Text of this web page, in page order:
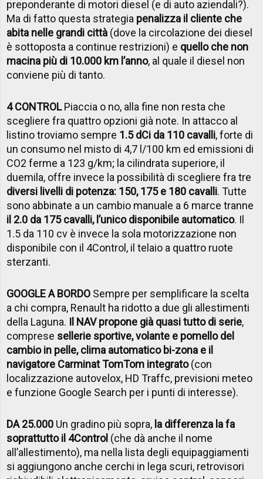
preponderante di motori diesel (e di auto aziendali?).
Ma di fatto questa strategia penalizza il cliente che
abita nelle grandi città (dove la circolazione dei diesel
è sottoposta a continue restrizioni) e quello che non
macina più di 10.000 km l’anno, al quale il diesel non
conviene più di tanto.
4 CONTROLPiaccia o no, alla fine non resta che
scegliere fra quattro opzioni già note. In attacco al
listino troviamo sempre 1.5 dCi da 110 cavalli, forte di
un consumo nel misto di 4,7 l/100 km ed emissioni di
CO2 ferme a 123 g/km; la cilindrata superiore, il
duemila, offre invece la possibilità di scegliere fra tre
diversi livelli di potenza: 150, 175 e 180 cavalli. Tutte
sono abbinate a un cambio manuale a 6 marce tranne
il 2.0 da 175 cavalli, l’unico disponibile automatico. Il
1.5 da 110 cv è invece la sola motorizzazione non
disponibile con il 4Control, il telaio a quattro ruote
sterzanti.
GOOGLE A BORDO Sempre per semplificare la scelta
a chi compra, Renault ha ridotto a due gli allestimenti
della Laguna. Il NAV propone già quasi tutto di serie,
comprese sellerie sportive, volante e pomello del
cambio in pelle, clima automatico bi-zona e il
navigatore Carminat TomTom integrato(con
localizzazione autovelox, HD Traffc, previsioni meteo
e funzione Google Search per i punti di interesse).
DA 25.000 Un gradino più sopra, la differenza la fa
soprattutto il 4Control (che dà anche il nome
all’allestimento), ma nella lista degli equipaggiamenti
si aggiungono anche cerchi in lega scuri, retrovisori